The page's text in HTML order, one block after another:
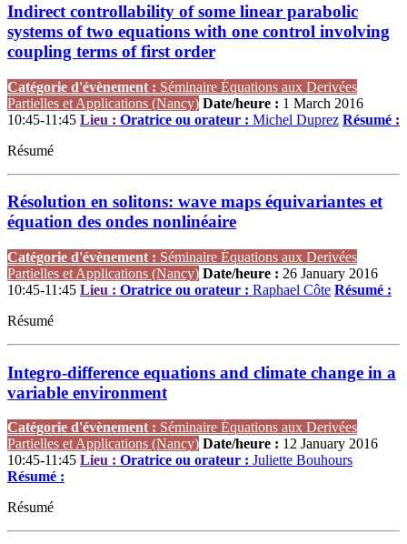
Indirect controllability of some linear parabolic
systems of two equations with one control involving
coupling terms of first order
Catégorie d'évènement : Séminaire Équations aux Derivées
Partielles et Applications (Nancy) Date/heure : 1 March 2016
10:45-11:45 Lieu : Oratrice ou orateur : Michel Duprez Résumé :
Résumé
Résolution en solitons: wave maps équivariantes et
équation des ondes nonlinéaire
Catégorie d'évènement : Séminaire Équations aux Derivées
Partielles et Applications (Nancy) Date/heure : 26 January 2016
10:45-11:45 Lieu : Oratrice ou orateur : Raphael Côte Résumé :
Résumé
Integro-difference equations and climate change in a
variable environment
Catégorie d'évènement : Séminaire Équations aux Derivées
Partielles et Applications (Nancy) Date/heure : 12 January 2016
10:45-11:45 Lieu : Oratrice ou orateur : Juliette Bouhours
Résumé :
Résumé